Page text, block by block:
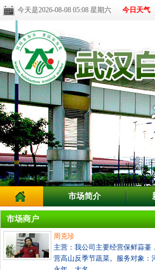
今天是2026-08-08 05:08 星期六 今日天气
市场简介
市场商户
周克珍
主营：我公司主要经营保鲜蒜薹
营高山反季节蔬菜。服务对象：